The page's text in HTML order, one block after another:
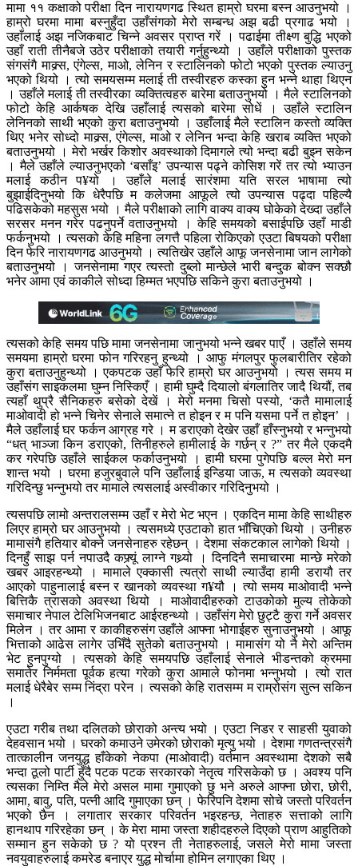
मामा ११ कक्षाको परीक्षा दिन नारायणगढ स्थित हाम्रो घरमा बस्न आउनुभयो ।
हाम्रो घरमा मामा बस्नुहुँदा उहाँसंगको मेरो सम्बन्ध अझ बढी प्रगाढ भयो ।
उहाँलाई अझ नजिकबाट चिन्ने अवसर प्राप्त गरें । पढाईमा तीक्ष्ण बुद्धि भएको
उहाँ राती तीनैबजे उठेर परीक्षाको तयारी गर्नुहुन्थ्यो । उहाँले परीक्षाको पुस्तक
संगसंगै माक्र्स, एंगेल्स, माओ, लेनिन र स्टालिनको फोटो भएको पुस्तक ल्याउनु
भएको थियो । त्यो समयसम्म मलाई ती तस्वीरहरु कस्का हुन भन्ने थाहा थिएन
। उहाँले मलाई ती तस्वीरका व्यक्तित्वहरु बारेमा बताउनुभयो । मैले स्टालिनको
फोटो केहि आर्कषक देखि उहाँलाई त्यसको बारेमा सोधें । उहाँले स्टालिन
लेनिनको साथी भएको कुरा बताउनुभयो । उहाँलाई मैले स्टालिन कस्तो व्यक्ति
थिए भनेर सोध्दो माक्र्स, एंगेल्स, माओ र लेनिन भन्दा केहि खराब व्यक्ति भएको
बताउनुभयो । मेरो भर्खर किशोर अवस्थाको दिमागले त्यो भन्दा बढी बुझ्न सकेन
। मैले उहाँले ल्याउनुभएको ‘बसाँइ’ उपन्यास पढ्ने कोसिश गरें तर त्यो भ्याउन
मलाई कठीन प¥यो । उहाँले मलाई सारंशमा यति सरल भाषामा त्यो
बुझाईदिनुभयो कि धेरैपछि म कलेजमा आफूले त्यो उपन्यास पढ्दा पहिल्यै
पढिसकेको महसुस भयो । मैले परीक्षाको लागि वाक्य वाक्य घोकेको देख्दा उहाँले
सरसर मनन गरेर पढनुपर्ने वताउनुभयो । केहि समयको बसाईपछि उहाँ माडी
फर्कनुभयो । त्यसको केहि महिना लगत्तै पहिला रोकिएको एउटा बिषयको परीक्षा
दिन फेरि नारायणगढ आउनुभयो । त्यतिखेर उहाँले आफू जनसेनामा जान लागेको
बताउनुभयो । जनसेनामा गएर त्यस्तो दुब्लो मान्छेले भारी बन्दुक बोक्न सक्छौ
भनेर आमा एवं काकीले सोध्दा हिम्मत भएपछि सकिने कुरा बताउनुभयो ।
त्यसको केहि समय पछि मामा जनसेनामा जानुभयो भन्ने खबर पाएँ । उहाँले समय
समयमा हाम्रो घरमा फोन गरिरहनु हुन्थ्यो । आफु मंगलपुर फुलबारीतिर रहेको
कुरा बताउनुहुन्थ्यो । एकपटक उहाँ फेरि हाम्रो घर आउनुभयो । त्यस समय म
उहाँसंग साइकलमा घुम्न निस्किएँ । हामी घुम्दै दियालो बंगलातिर जादै थियौं, तब
त्यहाँ थुप्रै सैनिकहरु बसेको देखें । मेरो मनमा चिसो पस्यो, ‘कतै मामालाई
माओवादी हो भन्ने चिनेर सेनाले समात्ने त होइन र म पनि यसमा पर्ने त होइन’ ।
मैले उहाँलाई घर फर्कन आग्रह गरे । म डराएको देखेर उहाँ हाँस्नुभयो र भन्नुभयो
“धत् भाञ्जा किन डराएको, तिनीहरुले हामीलाई के गर्छन् र ?” तर मैले एकदमै
कर गरेपछि उहाँले साईकल फर्काउनुभयो । हामी घरमा पुगेपछि बल्ल मेरो मन
शान्त भयो । घरमा हजुरबुवाले पनि उहाँलाई इन्डिया जाऊ, म त्यसको व्यवस्था
गरिदिन्छु भन्नुभयो तर मामाले त्यसलाई अस्वीकार गरिदिनुभयो ।
त्यसपछि लामो अन्तरालसम्म उहाँ र मेरो भेट भएन । एकदिन मामा केहि साथीहरु
लिएर हाम्रो घर आउनुभयो । त्यसमध्ये एउटाको हात भाँचिएको थियो । उनीहरु
मामासंगै हतियार बोक्ने जनसेनाहरु रहेछन् । देशमा संकटकाल लागेको थियो ।
दिनहुँ साझ पर्न नपाउदै कफ्र्यूं लाग्ने गथ्र्यो । दिनदिनै समाचारमा मान्छे मरेको
खबर आइरहन्थ्यो । मामाले एक्कासी त्यत्रो साथी ल्याउँदा हामी डरायौ तर
आएको पाहुनालाई बस्न र खानको व्यवस्था ग¥यौ । त्यो समय माओवादी भन्ने
बित्तिकै त्रासको अवस्था थियो । माओवादीहरुको टाउकोको मुल्य तोकेको
समाचार नेपाल टेलिभिजनबाट आईरहन्थ्यो । उहाँसंग मेरो छुट्टै कुरा गर्ने अवसर
मिलेन । तर आमा र काकीहरुसंग उहाँले आफ्ना भोगाईहरु सुनाउनुभयो । आफू
भित्ताको आढेस लागेर उभिँदै सुतेको बताउनुभयो । मामासंग यो नै मेरो अन्तिम
भेट हुनपुग्यो । त्यसको केहि समयपछि उहाँलाई सेनाले भीडन्तको क्रममा
समातेर निर्ममता पूर्वक हत्या गरेको कुरा आमाले फोनमा भन्नुभयो । त्यो रात
मलाई धेरैबेर सम्म निंद्रा परेन । त्यसको केहि रातसम्म म राम्रोसंग सुत्न सकिन
।
एउटा गरीब तथा दलितको छोराको अन्त्य भयो । एउटा निडर र साहसी युवाको
देहवसान भयो । घरको कमाउने उमेरको छोराको मृत्यु भयो । देशमा गणतन्त्रसंगै
तात्कालीन जनयुद्ध हाँकेको नेकपा (माओवादी) वर्तमान अवस्थामा देशको सबै
भन्दा ठूलो पार्टी हुँदै पटक पटक सरकारको नेतृत्व गरिसकेको छ । अवश्य पनि
त्यसका निम्ति मैले मेरो असल मामा गुमाएको छु भने अरुले आफ्ना छोरा, छोरी,
आमा, बावु, पति, पत्नी आदि गुमाएका छन् । फेरिपनि देशमा सोचे जस्तो परिवर्तन
भएको छैन । लगातार सरकार परिवर्तन भइरहन्छ, नेताहरु सत्ताको लागि
हानथाप गरिरहेका छन् । के मेरा मामा जस्ता शहीदहरुले दिएको प्राण आहुतिको
सम्मान हुन सकेको छ ? यो प्रश्न ती नेताहरुलाई, जसले मेरो मामा जस्ता
नवयुवाहरुलाई कमरेड बनाएर युद्ध मोर्चामा होमिन लगाएका थिए ।